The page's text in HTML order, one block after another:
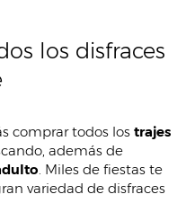
los disfraces
comprar todos los trajes
además de
. Miles de fiestas te
variedad de disfraces